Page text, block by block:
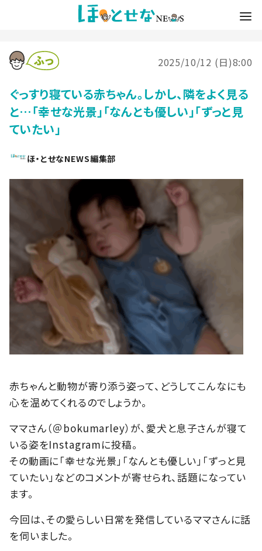
2025/10/12 (日)8:00
ぐっすり寝ている赤ちゃん。しかし、隣をよく見る
と…「幸せな光景」「なんとも優しい」「ずっと見
ていたい」
ほ・とせなNEWS編集部
赤ちゃんと動物が寄り添う姿って、どうしてこんなにも
心を温めてくれるのでしょうか。
ママさん（＠bokumarley）が、愛犬と息子さんが寝て
いる姿をInstagramに投稿。
その動画に「幸せな光景」「なんとも優しい」「ずっと見
ていたい」などのコメントが寄せられ、話題になってい
ます。
今回は、その愛らしい日常を発信しているママさんに話
を伺いました。